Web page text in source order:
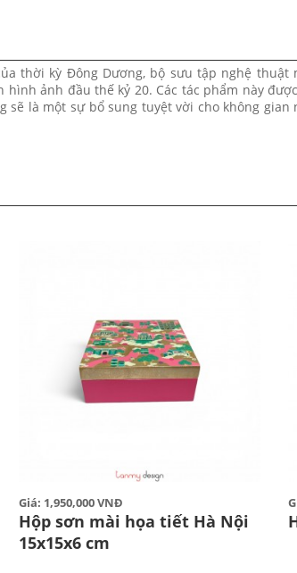
thời kỳ Đông Dương, bộ sưu tập nghệ
hình ảnh đầu thế kỷ 20. Các tác phẩm này
sẽ là một sự bổ sung tuyệt vời cho không
Giá: 1,950,000 VNĐ
Hộp sơn mài họa tiết Hà Nội
15x15x6 cm